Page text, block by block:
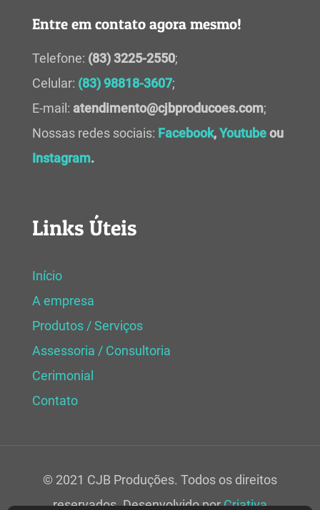
Entre em contato agora mesmo!
Telefone: (83) 3225-2550;
Celular: (83) 98818-3607;
E-mail: atendimento@cjbproducoes.com;
Nossas redes sociais: Facebook,Youtubeou
Instagram.
Links Úteis
Início
A empresa
Produtos / Serviços
Assessoria / Consultoria
Cerimonial
Contato
© 2021 CJB Produções. Todos os direitos
reservados. Desenvolvido porCriativa